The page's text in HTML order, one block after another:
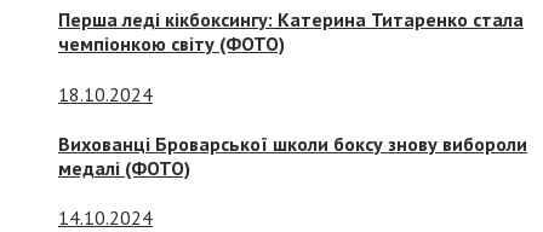
Перша леді кікбоксингу: Катерина Титаренко стала
чемпіонкою світу (ФОТО)
18.10.2024
Вихованці Броварської школи боксу знову вибороли
медалі (ФОТО)
14.10.2024